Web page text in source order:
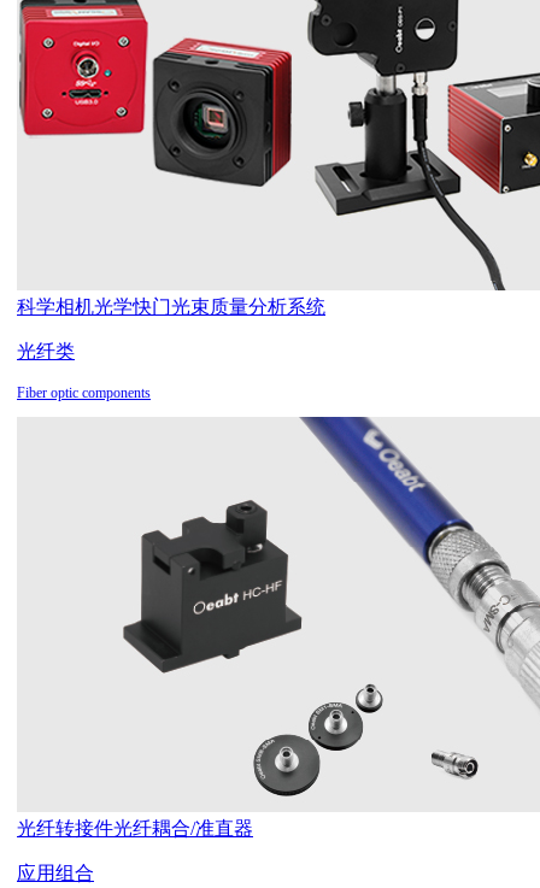
科学相机光学快门光束质量分析系统
光纤类
Fiber optic components
光纤转接件光纤耦合/准直器
应用组合